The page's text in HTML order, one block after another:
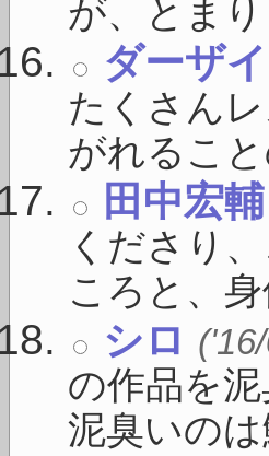
が、とま
ダーザ
たくさん
がれるこ
田中宏輔
くださり
ころと、
シロ
の作品を
泥臭いの